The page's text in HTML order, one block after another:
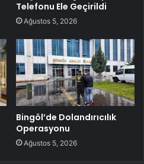
Telefonu Ele Geçirildi
Ağustos 5, 2026
Bingöl’de Dolandırıcılık
Operasyonu
Ağustos 5, 2026